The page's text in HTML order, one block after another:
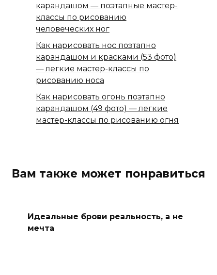
карандашом — поэтапные мастер-
классы по рисованию
человеческих ног
Как нарисовать нос поэтапно
карандашом и красками (53 фото)
— легкие мастер-классы по
рисованию носа
Как нарисовать огонь поэтапно
карандашом (49 фото) — легкие
мастер-классы по рисованию огня
Вам также может понравиться
Идеальные брови реальность, а не
мечта